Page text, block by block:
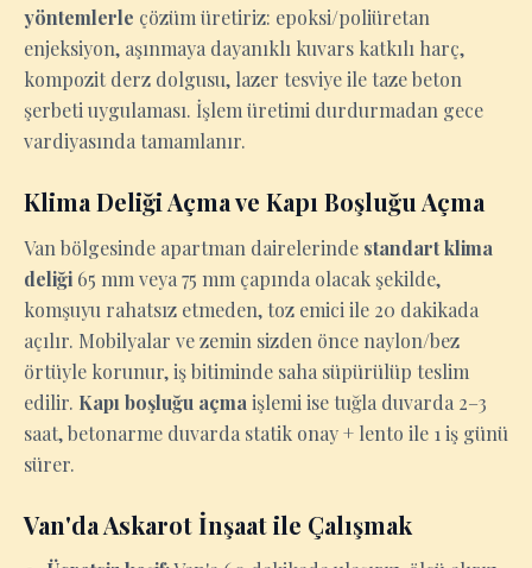
yöntemlerle çözüm üretiriz: epoksi/poliüretan
enjeksiyon, aşınmaya dayanıklı kuvars katkılı harç,
kompozit derz dolgusu, lazer tesviye ile taze beton
şerbeti uygulaması. İşlem üretimi durdurmadan gece
vardiyasında tamamlanır.
Klima Deliği Açma ve Kapı Boşluğu Açma
Van bölgesinde apartman dairelerinde standart klima
deliği 65 mm veya 75 mm çapında olacak şekilde,
komşuyu rahatsız etmeden, toz emici ile 20 dakikada
açılır. Mobilyalar ve zemin sizden önce naylon/bez
örtüyle korunur, iş bitiminde saha süpürülüp teslim
edilir. Kapı boşluğu açma işlemi ise tuğla duvarda 2–3
saat, betonarme duvarda statik onay + lento ile 1 iş günü
sürer.
Van'da Askarot İnşaat ile Çalışmak